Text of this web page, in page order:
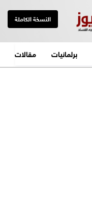
النسخة الكاملة
برلمانيات مقالات